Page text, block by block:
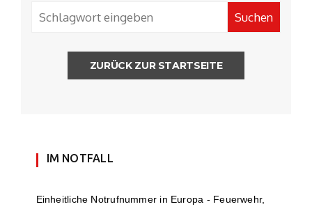
ZURÜCK ZUR STARTSEITE
IM NOTFALL
Einheit­li­che Notruf­num­mer in Europa - Feuerwehr,